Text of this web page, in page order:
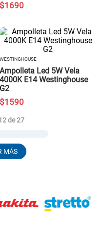
$1690
WESTINGHOUSE
Ampolleta Led 5W Vela
4000K E14 Westinghouse
G2
$1590
de 27
MÁS